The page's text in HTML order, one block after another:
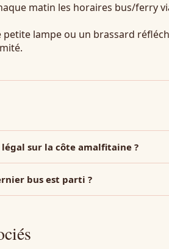
matin les horaires bus/ferry
petite lampe ou un brassard
sur la côte amalfitaine ?
bus est parti ?